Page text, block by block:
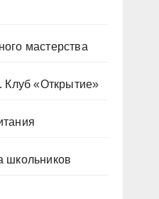
мастерства
Клуб «Открытие»
школьников